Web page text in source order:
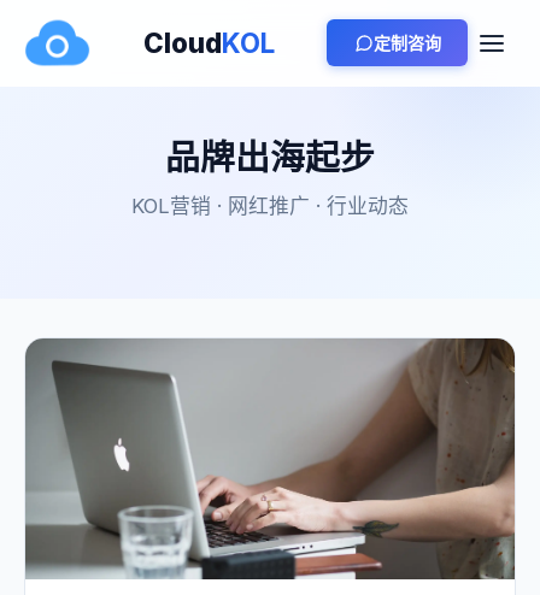
CloudKOL 定制咨询
品牌出海起步
KOL营销 · 网红推广 · 行业动态